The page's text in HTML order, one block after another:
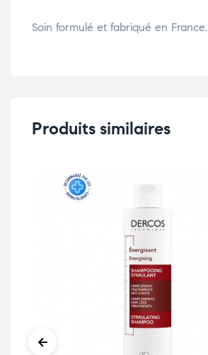
Soin formulé et fabriqué en France.
Produits similaires